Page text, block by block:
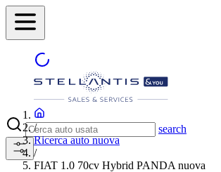
search
/
Ricerca auto nuova
/
FIAT 1.0 70cv Hybrid PANDA nuova